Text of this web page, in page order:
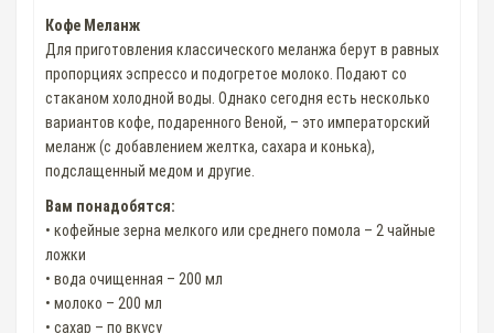
Кофе Меланж
Для приготовления классического меланжа берут в равных
пропорциях эспрессо и подогретое молоко. Подают со
стаканом холодной воды. Однако сегодня есть несколько
вариантов кофе, подаренного Веной, – это императорский
меланж (с добавлением желтка, сахара и конька),
подслащенный медом и другие.
Вам понадобятся:
• кофейные зерна мелкого или среднего помола – 2 чайные
ложки
• вода очищенная – 200 мл
• молоко – 200 мл
• сахар – по вкусу